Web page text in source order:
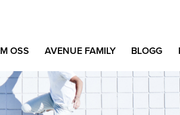
OSS AVENUE FAMILY BLOGG